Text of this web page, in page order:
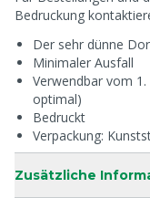
Bedruckung
Der sehr dünne
Minimaler Ausfall
Verwendbar vom 1.
optimal)
Bedruckt
Verpackung:
Zusätzliche